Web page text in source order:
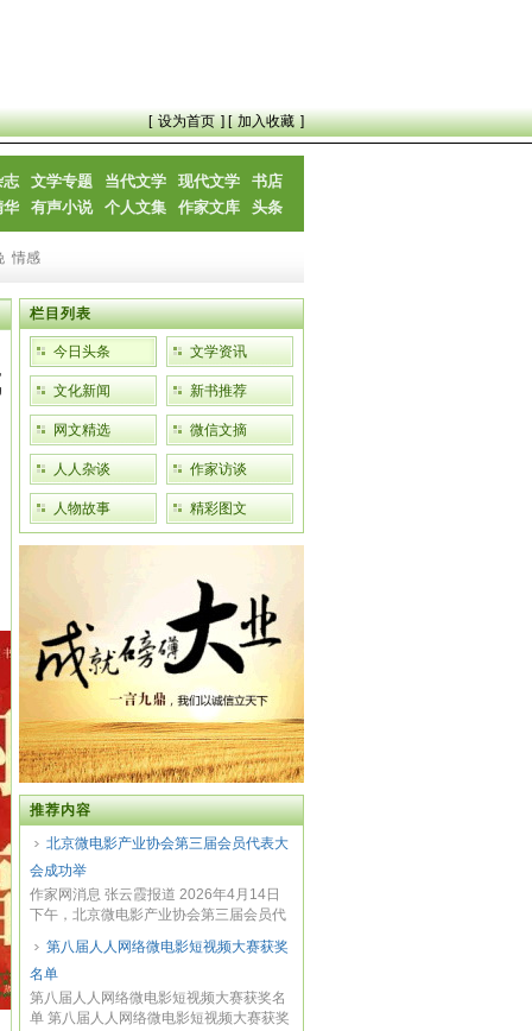
[ 设为首页 ] [ 加入收藏 ]
志 文学专题 当代文学 现代文学
书店
华
有声小说 个人文集 作家文库 头条
情感
栏目列表
今日头条 文学资讯
文化新闻 新书推荐
网文精选 微信文摘
人人杂谈 作家访谈
人物故事 精彩图文
推荐内容
北京微电影产业协会第三届会员代表大
会成功举
作家网消息 张云霞报道 2026年4月14日
下午，北京微电影产业协会第三届会员代
第八届人人网络微电影短视频大赛获奖
名单
第八届人人网络微电影短视频大赛获奖名
单 第八届人人网络微电影短视频大赛获奖